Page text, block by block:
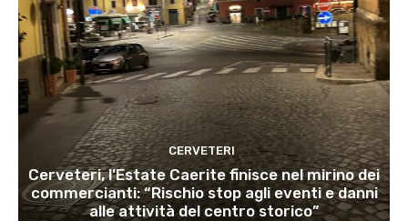
CERVETERI
Cerveteri, l’Estate Caerite finisce nel mirino dei
commercianti: “Rischio stop agli eventi e danni
alle attività del centro storico”